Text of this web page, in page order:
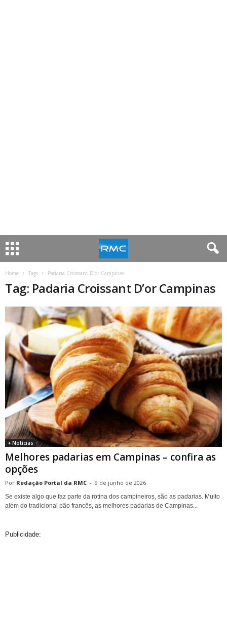
Home Tags Padaria Croissant D’or Campinas
Tag: Padaria Croissant D’or Campinas
+ Notícias
Melhores padarias em Campinas – confira as
opções
Redação Portal da RMC - 9 de junho de 2026
Se existe algo que faz parte da rotina dos campineiros, são as padarias. Muito
além do tradicional pão francês, as melhores padarias de Campinas...
Publicidade: